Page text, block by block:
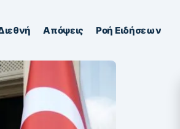
Απόψεις Ροή Ειδήσεων